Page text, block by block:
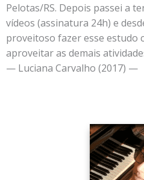
Pelotas/RS. Depois passei a
vídeos (assinatura 24h) e
proveitoso fazer esse estudo
aproveitar as demais
— Luciana Carvalho (2017) —